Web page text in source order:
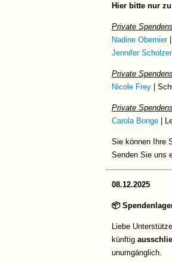
Hier bitte nur
Private
Nadine Obernier|
Jennifer
Private
Nicole Frey |
Private
Carola Bonge |
Sie können Ihre
Senden Sie uns
08.12.2025
📦
Liebe
künftig
unumgänglich.